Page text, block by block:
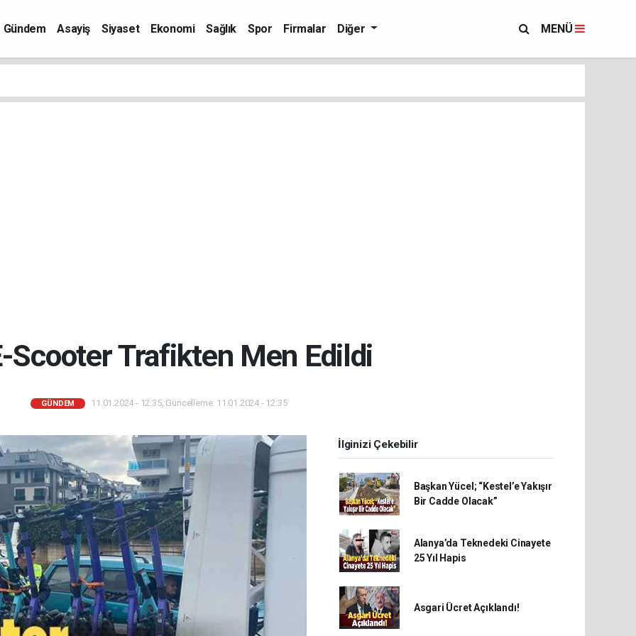
Gündem Asayiş Siyaset Ekonomi Sağlık Spor Firmalar Diğer MENÜ
Scooter Trafikten Men Edildi
GÜNDEM 11.01.2024 - 12:35, Güncelleme: 11.01.2024 - 12:35
İlginizi Çekebilir
Başkan Yücel; “Kestel’e Yakışır
Bir Cadde Olacak”
Alanya’da Teknedeki Cinayete
25 Yıl Hapis
Asgari Ücret Açıklandı!